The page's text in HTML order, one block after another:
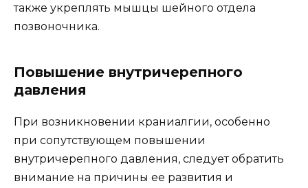
также укреплять мышцы шейного отдела
позвоночника.
Повышение внутричерепного
давления
При возникновении краниалгии, особенно
при сопутствующем повышении
внутричерепного давления, следует обратить
внимание на причины ее развития и